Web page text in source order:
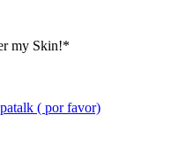
my Skin!*
( por favor)